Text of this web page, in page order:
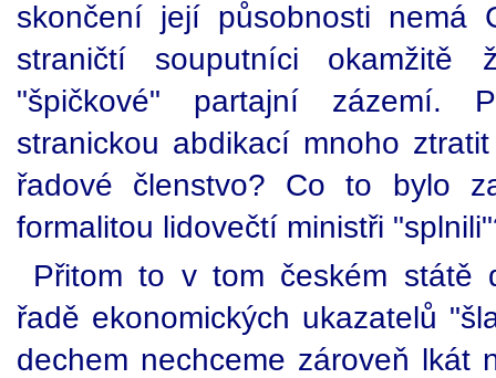
skončení její působnosti nemá
straničtí souputníci okamžitě
"špičkové" partajní zázemí.
stranickou abdikací mnoho
řadové členstvo? Co to bylo
formalitou lidovečtí ministři
Přitom to v tom českém státě
řadě ekonomických ukazatelů
dechem nechceme zároveň